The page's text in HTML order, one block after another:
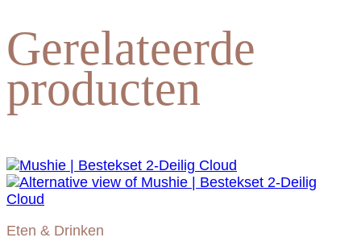
Gerelateerde
producten
Eten & Drinken